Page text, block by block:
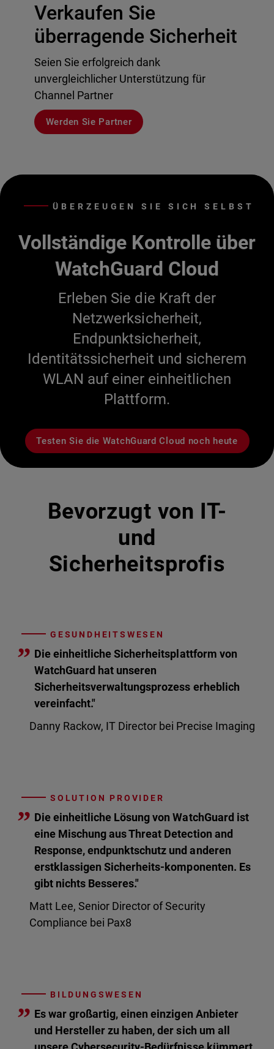
Verkaufen Sie
überragende Sicherheit
Seien Sie erfolgreich dank
unvergleichlicher Unterstützung für
Channel Partner
Werden Sie Partner
ÜBERZEUGEN SIE SICH SELBST
Vollständige Kontrolle über
WatchGuard Cloud
Erleben Sie die Kraft der
Netzwerksicherheit,
Endpunktsicherheit,
Identitätssicherheit und sicherem
WLAN auf einer einheitlichen
Plattform.
Testen Sie die WatchGuard Cloud noch heute
Bevorzugt von IT-
und
Sicherheitsprofis
GESUNDHEITSWESEN
” Die einheitliche Sicherheitsplattform von
WatchGuard hat unseren
Sicherheitsverwaltungsprozess erheblich
vereinfacht."
Danny Rackow, IT Director bei Precise Imaging
SOLUTION PROVIDER
” Die einheitliche Lösung von WatchGuard ist
eine Mischung aus Threat Detection and
Response, endpunktschutz und anderen
erstklassigen Sicherheits-komponenten. Es
gibt nichts Besseres."
Matt Lee, Senior Director of Security
Compliance bei Pax8
BILDUNGSWESEN
” Es war großartig, einen einzigen Anbieter
und Hersteller zu haben, der sich um all